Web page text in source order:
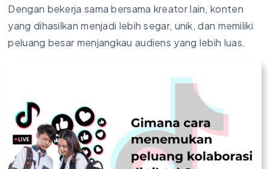
Dengan bekerja sama bersama kreator lain, konten
yang dihasilkan menjadi lebih segar, unik, dan memiliki
peluang besar menjangkau audiens yang lebih luas.